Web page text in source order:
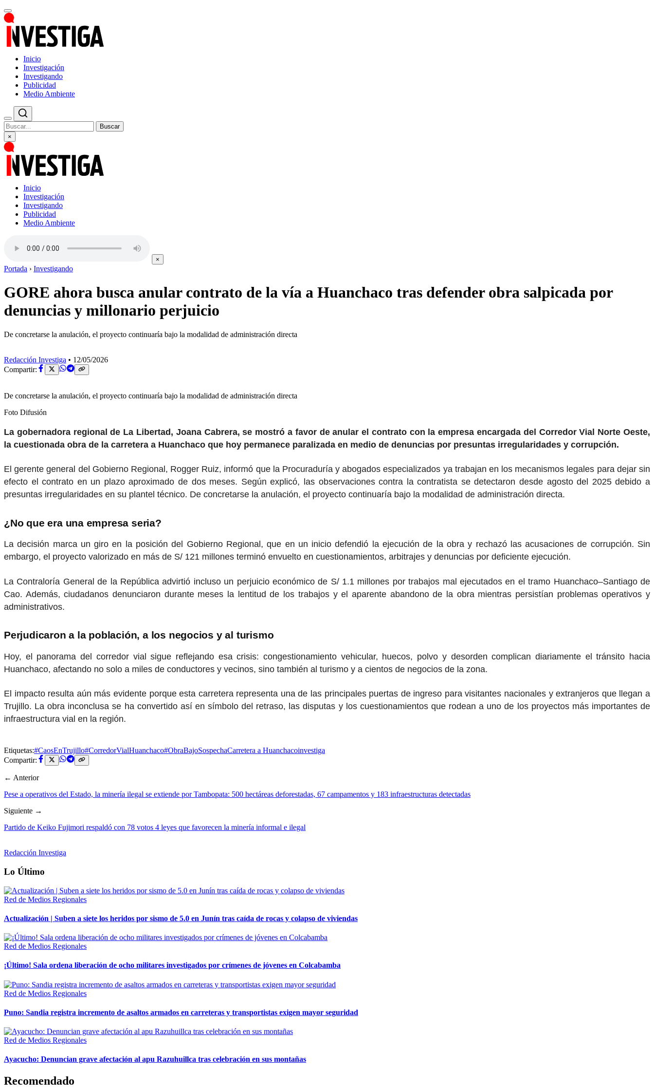
Inicio
Investigación
Investigando
Publicidad
Medio Ambiente
Buscar
×
Inicio
Investigación
Investigando
Publicidad
Medio Ambiente
×
Portada › Investigando
GORE ahora busca anular contrato de la vía a Huanchaco tras defender obra salpicada por
denuncias y millonario perjuicio
De concretarse la anulación, el proyecto continuaría bajo la modalidad de administración directa
Redacción Investiga • 12/05/2026
Compartir:
De concretarse la anulación, el proyecto continuaría bajo la modalidad de administración directa
Foto Difusión
La gobernadora regional de La Libertad, Joana Cabrera, se mostró a favor de anular el contrato con la empresa encargada del Corredor Vial Norte Oeste,
la cuestionada obra de la carretera a Huanchaco que hoy permanece paralizada en medio de denuncias por presuntas irregularidades y corrupción.
El gerente general del Gobierno Regional, Rogger Ruiz, informó que la Procuraduría y abogados especializados ya trabajan en los mecanismos legales para dejar sin
efecto el contrato en un plazo aproximado de dos meses. Según explicó, las observaciones contra la contratista se detectaron desde agosto del 2025 debido a
presuntas irregularidades en su plantel técnico. De concretarse la anulación, el proyecto continuaría bajo la modalidad de administración directa.
¿No que era una empresa seria?
La decisión marca un giro en la posición del Gobierno Regional, que en un inicio defendió la ejecución de la obra y rechazó las acusaciones de corrupción. Sin
embargo, el proyecto valorizado en más de S/ 121 millones terminó envuelto en cuestionamientos, arbitrajes y denuncias por deficiente ejecución.
La Contraloría General de la República advirtió incluso un perjuicio económico de S/ 1.1 millones por trabajos mal ejecutados en el tramo Huanchaco–Santiago de
Cao. Además, ciudadanos denunciaron durante meses la lentitud de los trabajos y el aparente abandono de la obra mientras persistían problemas operativos y
administrativos.
Perjudicaron a la población, a los negocios y al turismo
Hoy, el panorama del corredor vial sigue reflejando esa crisis: congestionamiento vehicular, huecos, polvo y desorden complican diariamente el tránsito hacia
Huanchaco, afectando no solo a miles de conductores y vecinos, sino también al turismo y a cientos de negocios de la zona.
El impacto resulta aún más evidente porque esta carretera representa una de las principales puertas de ingreso para visitantes nacionales y extranjeros que llegan a
Trujillo. La obra inconclusa se ha convertido así en símbolo del retraso, las disputas y los cuestionamientos que rodean a uno de los proyectos más importantes de
infraestructura vial en la región.
Etiquetas:#CaosEnTrujillo#CorredorVialHuanchaco#ObraBajoSospechaCarretera a Huanchacoinvestiga
Compartir:
← Anterior
Pese a operativos del Estado, la minería ilegal se extiende por Tambopata: 500 hectáreas deforestadas, 67 campamentos y 183 infraestructuras detectadas
Siguiente →
Partido de Keiko Fujimori respaldó con 78 votos 4 leyes que favorecen la minería informal e ilegal
Redacción Investiga
Lo Último
Red de Medios Regionales
Actualización | Suben a siete los heridos por sismo de 5.0 en Junín tras caída de rocas y colapso de viviendas
Red de Medios Regionales
¡Último! Sala ordena liberación de ocho militares investigados por crímenes de jóvenes en Colcabamba
Red de Medios Regionales
Puno: Sandia registra incremento de asaltos armados en carreteras y transportistas exigen mayor seguridad
Red de Medios Regionales
Ayacucho: Denuncian grave afectación al apu Razuhuillca tras celebración en sus montañas
Recomendado